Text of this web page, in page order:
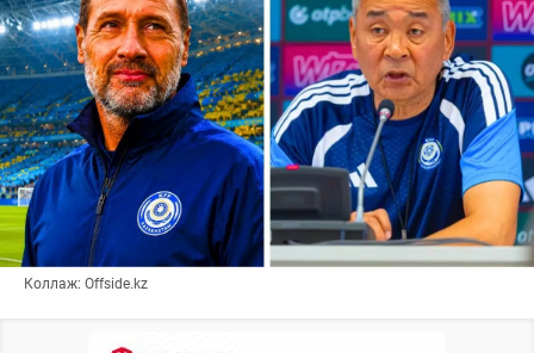
Коллаж: Offside.kz